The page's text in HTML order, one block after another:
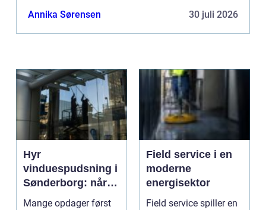
Annika Sørensen 30 juli 2026
Hyr
vinduespudsning i
Sønderborg: når
det skal være nemt
Mange opdager først
Field service i en
moderne
energisektor
Field service spiller en